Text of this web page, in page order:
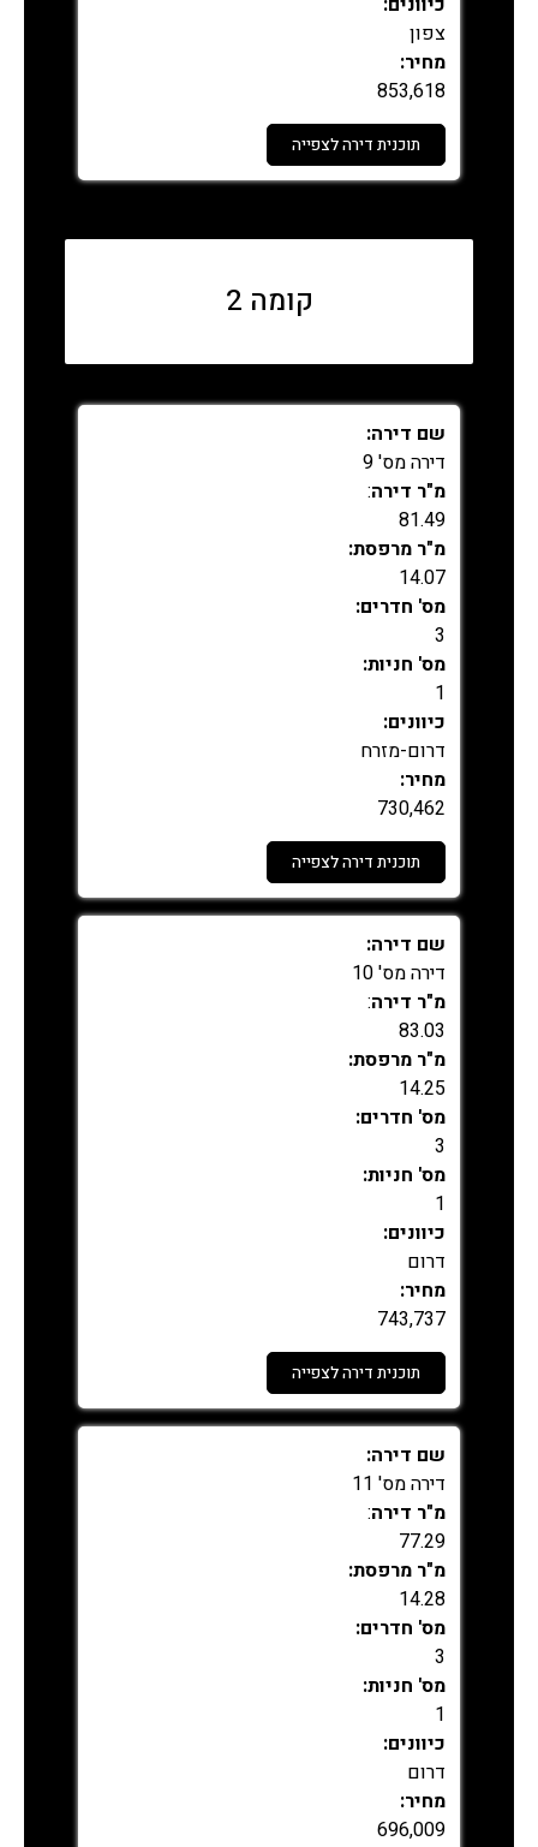
צפון
מחיר:
853,618
תוכנית דירה לצפייה
נמכר
קומה 2
שם דירה:
דירה מס' 9
מ"ר דירה:
81.49
מ"ר מרפסת:
14.07
מס' חדרים:
3
מס' חניות:
1
כיוונים:
דרום-מזרח
מחיר:
730,462
תוכנית דירה לצפייה
נמכר
שם דירה:
דירה מס' 10
מ"ר דירה:
83.03
מ"ר מרפסת:
14.25
מס' חדרים:
3
מס' חניות:
1
כיוונים:
דרום
מחיר:
743,737
תוכנית דירה לצפייה
נמכר
שם דירה:
דירה מס' 11
מ"ר דירה:
77.29
מ"ר מרפסת:
14.28
מס' חדרים:
3
מס' חניות:
1
כיוונים:
דרום
מחיר:
696,009